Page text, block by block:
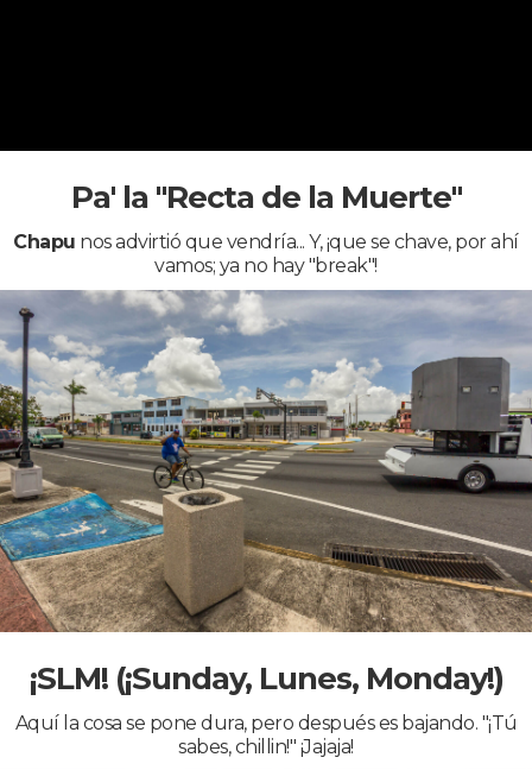
Pa' la "Recta de la Muerte"
Chapu nos advirtió que vendría... Y, ¡que se chave, por ahí
vamos; ya no hay "break"!
¡SLM! (¡Sunday, Lunes, Monday!)
Aquí la cosa se pone dura, pero después es bajando. "¡Tú
sabes, chillin!" ¡Jajaja!